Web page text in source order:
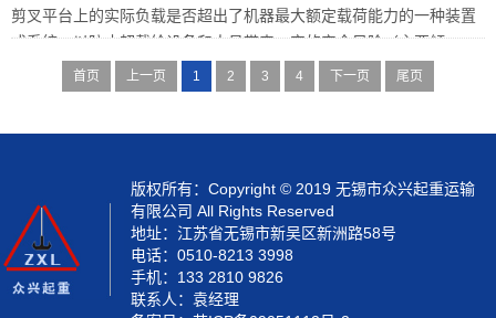
剪叉平台上的实际负载是否超出了机器最大额定载荷能力的一种装置
或系统，以防止超载给设备和人员带来一定的安全风险（主要倾
首页 上一页 1 2 3 4 下一页 尾页
版权所有：Copyright © 2019 无锡市众兴起重运输
有限公司 All Rights Reserved
地址：江苏省无锡市新吴区新洲路58号
电话：0510-8213 3998
手机：133 2810 9826
联系人：袁经理